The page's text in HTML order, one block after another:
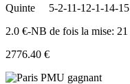
Quinte
5-2-11-12-1-14-15
2.0 €-NB de fois la mise: 21
2776.40 €